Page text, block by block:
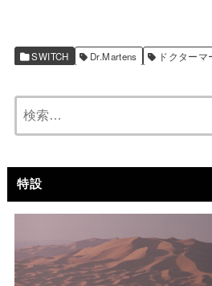
SWITCH Dr.Martens ドクターマ
特設